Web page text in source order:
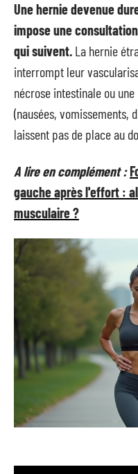
Une hernie devenue
impose une
qui suivent. La hernie
interrompt leur
nécrose intestinale ou
(nausées, vomissements,
laissent pas de place au
A lire en complément :
gauche après l'effort :
musculaire ?